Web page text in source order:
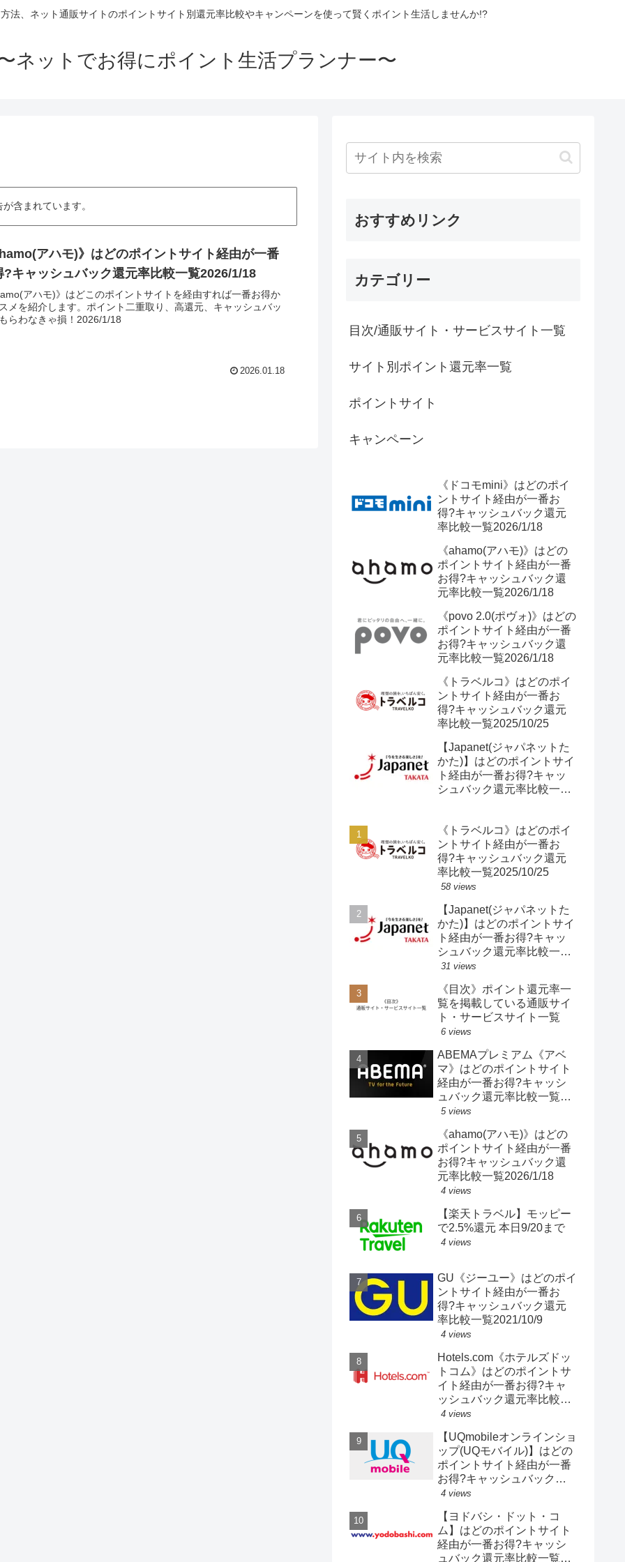
法、ネット通販サイトのポイントサイト別還元率比較やキャンペーンを使って賢くポイント生活しませんか!?
ネットでお得にポイント生活プランナー〜
含まれています。
アハモ)》はどのポイントサイト経由が一番
?キャッシュバック還元率比較一覧2026/1/18
アハモ)》はどこのポイントサイトを経由すれば一番お得か
メを紹介します。ポイント二重取り、高還元、キャッシュバッ
らわなきゃ損！2026/1/18
2026.01.18
おすすめリンク
カテゴリー
目次/通販サイト・サービスサイト一覧
サイト別ポイント還元率一覧
ポイントサイト
キャンペーン
《ドコモmini》はどのポイ
ントサイト経由が一番お
得?キャッシュバック還元
率比較一覧2026/1/18
《ahamo(アハモ)》はどの
ポイントサイト経由が一番
お得?キャッシュバック還
元率比較一覧2026/1/18
《povo 2.0(ポヴォ)》はどの
ポイントサイト経由が一番
お得?キャッシュバック還
元率比較一覧2026/1/18
《トラベルコ》はどのポイ
ントサイト経由が一番お
得?キャッシュバック還元
率比較一覧2025/10/25
【Japanet(ジャパネットた
かた)】はどのポイントサイ
ト経由が一番お得?キャッ
シュバック還元率比較一覧
《トラベルコ》はどのポイ
ントサイト経由が一番お
得?キャッシュバック還元
率比較一覧2025/10/25
58 views
【Japanet(ジャパネットた
かた)】はどのポイントサイ
ト経由が一番お得?キャッ
シュバック還元率比較一覧
2025/10/25
31 views
《目次》ポイント還元率一
覧を掲載している通販サイ
ト・サービスサイト一覧
6 views
ABEMAプレミアム《アベ
マ》はどのポイントサイト
経由が一番お得?キャッシ
ュバック還元率比較一覧
2021/10/10
5 views
《ahamo(アハモ)》はどの
ポイントサイト経由が一番
お得?キャッシュバック還
元率比較一覧2026/1/18
4 views
【楽天トラベル】モッピー
で2.5%還元 本日9/20まで
4 views
GU《ジーユー》はどのポイ
ントサイト経由が一番お
得?キャッシュバック還元
率比較一覧2021/10/9
4 views
Hotels.com《ホテルズドッ
トコム》はどのポイントサ
イト経由が一番お得?キャ
ッシュバック還元率比較一
覧2020/4/19
4 views
【UQmobileオンラインショ
ップ(UQモバイル)】はどの
ポイントサイト経由が一番
お得?キャッシュバック還
元率比較一覧2020/4/18
4 views
【ヨドバシ・ドット・コ
ム】はどのポイントサイト
経由が一番お得?キャッシ
ュバック還元率比較一覧